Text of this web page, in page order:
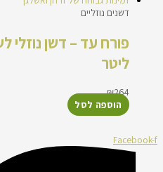
דשנים נוזליים
ליטר
₪264
הוספה לסל
Facebook-f